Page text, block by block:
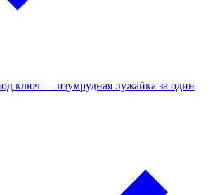
ключ — изумрудная лужайка за один